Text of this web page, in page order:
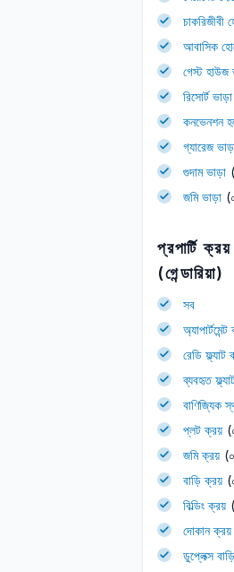
চাকরিজীবী
আবাসিক
গেস্ট হাউজ
রিসোর্ট ভাড়া
কনভেনশন
গ্যারেজ
গুদাম ভাড়া
জমি ভাড়া
প্রপার্টি
(গেন্ডারিয়া)
সব
রেডি ফ্ল্যাট
ব্যবহৃত
বাণিজ্যিক
প্লট ক্রয়
জমি ক্রয়
বাড়ি ক্রয়
বিল্ডিং ক্রয়
দোকান ক্রয়
ডুপ্লেক্স